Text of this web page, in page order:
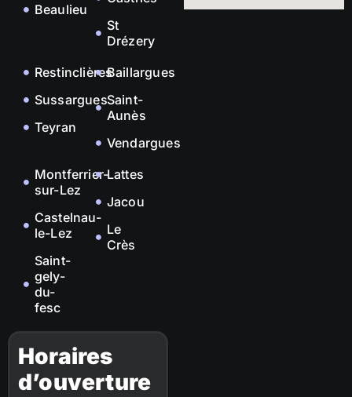
Beaulieu
St
Drézery
Restinclières
Sussargues
Teyran
Baillargues
Saint-
Aunès
Vendargues
Montferrier-
sur-Lez
Castelnau-
le-Lez
Saint-
gely-
du-
fesc
Lattes
Jacou
Le
Crès
Horaires
d’ouverture